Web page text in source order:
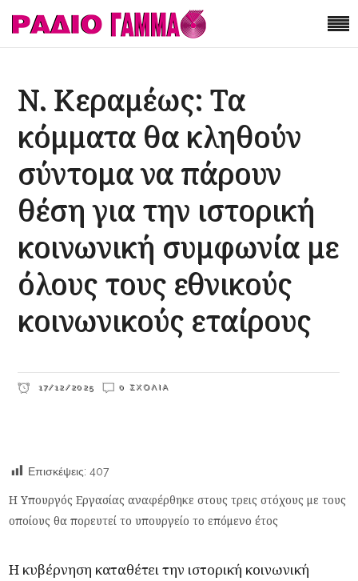
Ν. Κεραμέως: Τα
κόμματα θα κληθούν
σύντομα να πάρουν
θέση για την ιστορική
κοινωνική συμφωνία με
όλους τους εθνικούς
κοινωνικούς εταίρους
17/12/2025 0 ΣΧΌΛΙΑ
Επισκέψεις: 407
Η Υπουργός Εργασίας αναφέρθηκε στους τρεις στόχους με τους
οποίους θα πορευτεί το υπουργείο το επόμενο έτος
Η κυβέρνηση καταθέτει την ιστορική κοινωνική